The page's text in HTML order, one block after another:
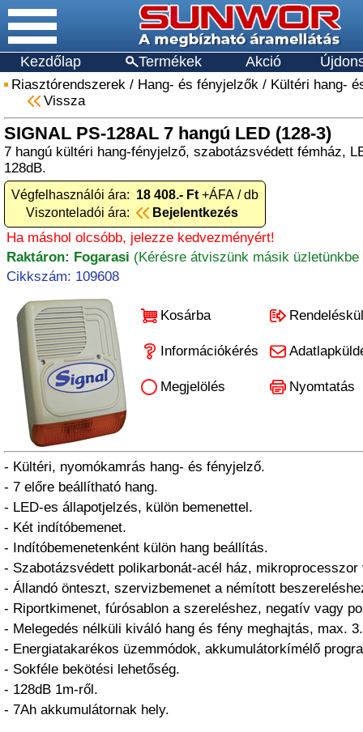
Kezdőlap Termékek Akció
Riasztórendszerek / Hang- és fényjelzők / Kültéri hang-
Vissza
SIGNAL PS-128AL 7 hangú LED (128-3)
7 hangú kültéri hang-fényjelző, szabotázsvédett fémház,
128dB.
Végfelhasználói ára: 18 408.- Ft +ÁFA / db
Viszonteladói ára:
Bejelentkezés
Ha máshol olcsóbb, jelezze kedvezményért!
Raktáron: Fogarasi (Kérésre átviszünk másik üzletünkbe
Cikkszám: 109608
Kosárba
Információkérés
Megjelölés Nyomtatás
- Kültéri, nyomókamrás hang- és fényjelző.
- 7 előre beállítható hang.
- LED-es állapotjelzés, külön bemenettel.
- Két indítóbemenet.
- Indítóbemenetenként külön hang beállítás.
- Szabotázsvédett polikarbonát-acél ház,
- Állandó önteszt, szervizbemenet a némított
- Riportkimenet, fúrósablon a szereléshez, negatív vagy
- Melegedés nélküli kiváló hang és fény meghajtás, max.
- Energiatakarékos üzemmódok, akkumulátorkímélő
- Sokféle bekötési lehetőség.
- 128dB 1m-ről.
- 7Ah akkumulátornak hely.